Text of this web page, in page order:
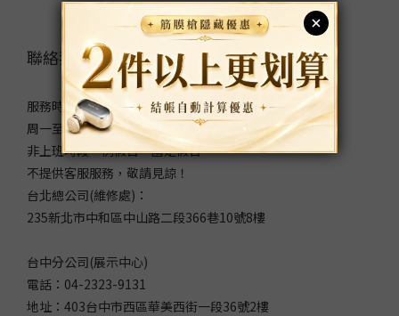
聯絡我們
服務時間：
周一至周五 9:00～12:00/13:00～18:00
非上班時段、例假日、國定假日
不提供客服服務，敬請見諒！
台北總公司(維修處)：
235新北市中和區中山路二段366巷10號8樓
台中分公司(展示中心)
電話：04-2323-9131
地址：403台中市西區華美西街一段36號2樓